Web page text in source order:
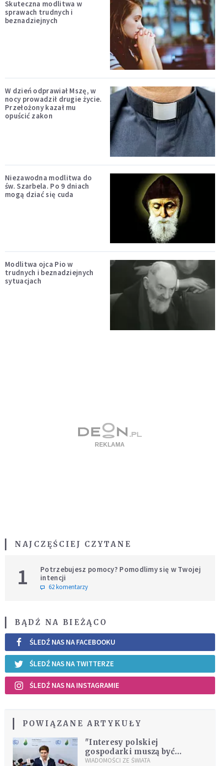
Skuteczna modlitwa w
sprawach trudnych i
beznadziejnych
W dzień odprawiał Mszę, w
nocy prowadził drugie życie.
Przełożony kazał mu
opuścić zakon
Niezawodna modlitwa do
św. Szarbela. Po 9 dniach
mogą dziać się cuda
Modlitwa ojca Pio w
trudnych i beznadziejnych
sytuacjach
NAJCZĘŚCIEJ CZYTANE
1
Potrzebujesz pomocy? Pomodlimy się w Twojej
intencji
62 komentarzy
BĄDŹ NA BIEŻĄCO
ŚLEDŹ NAS NA FACEBOOKU
ŚLEDŹ NAS NA TWITTERZE
ŚLEDŹ NAS NA INSTAGRAMIE
POWIĄZANE ARTYKUŁY
"Interesy polskiej
gospodarki muszą być
chronione"
WIADOMOŚCI ZE ŚWIATA